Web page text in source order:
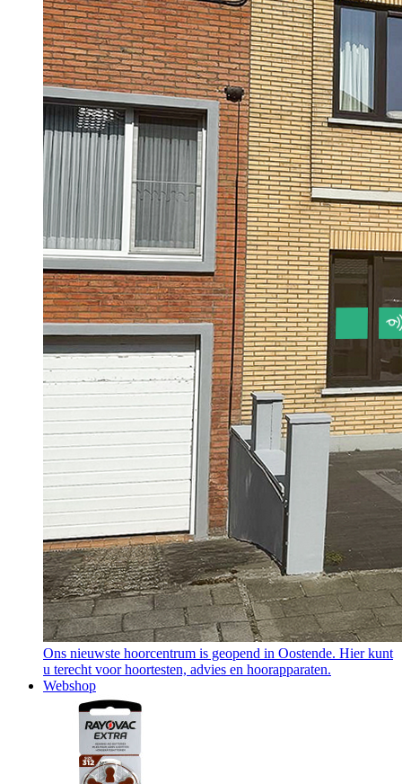
Ons nieuwste hoorcentrum is geopend in Oostende. Hier kunt
u terecht voor hoortesten, advies en hoorapparaten.
Webshop